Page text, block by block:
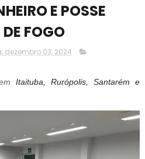
E POSSE
FOGO
dezembro 03, 2024
emItaituba, Rurópolis, Santarém e